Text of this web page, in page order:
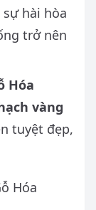
sự hài hòa
trở nên
Hóa
vàng
tuyệt đẹp,
Hóa